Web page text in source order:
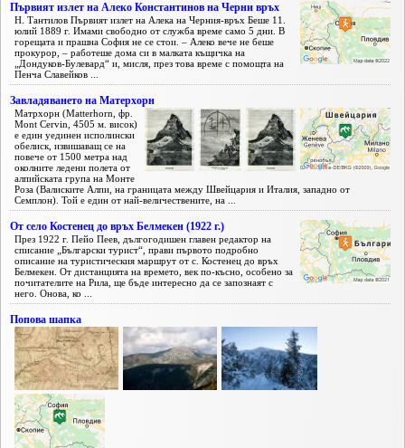
Първият излет на Алеко Константинов на Черни връх
Н. Тантилов Първият излет на Алека на Черния-връх Беше 11.
юлий 1889 г. Имами свободно от служба време само 5 дни. В
горещата и прашна София не се стои. – Алеко вече не беше
прокурор, – работеше дома си в малката къщичка на
„Дондуков-Булевард“ и, мисля, през това време с помощта на
Пенча Славейков ...
Завладяването на Матерхорн
Матрхорн (Matterhorn, фр.
Mont Cervin, 4505 м. висок)
е един уединен исполински
обелиск, извишаващ се на
повече от 1500 метра над
околните ледени полета от
алпийската група на Монте
Роза (Валиските Алпи, на границата между Швейцария и Италия, западно от
Семплон). Той е един от най-величествените, на ...
От село Костенец до връх Белмекен (1922 г.)
През 1922 г. Пейо Пеев, дългогодишен главен редактор на
списание „Български турист“, прави първото подробно
описание на туристическия маршрут от с. Костенец до връх
Белмекен. От дистанцията на времето, век по-късно, особено за
почитателите на Рила, ще бъде интересно да се запознаят с
него. Онова, ко ...
Попова шапка